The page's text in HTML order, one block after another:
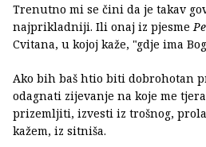
Trenutno mi se čini da je takav
najprikladniji. Ili onaj iz pjesme
Cvitana, u kojoj kaže, "gdje ima
Ako bih baš htio biti dobrohotan
odagnati zijevanje na koje me
prizemljiti, izvesti iz trošnog,
kažem, iz sitniša.